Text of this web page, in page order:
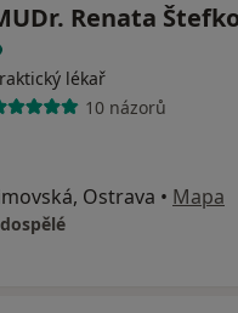
Renata
lékař
10 názorů
Ostrava • Mapa